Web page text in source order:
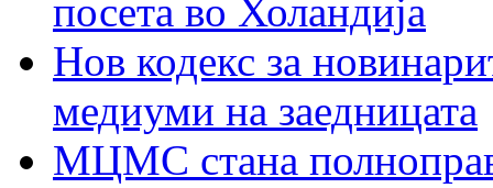
посета во Холандија
Нов кодекс за
медиуми на заедницата
МЦМС стана